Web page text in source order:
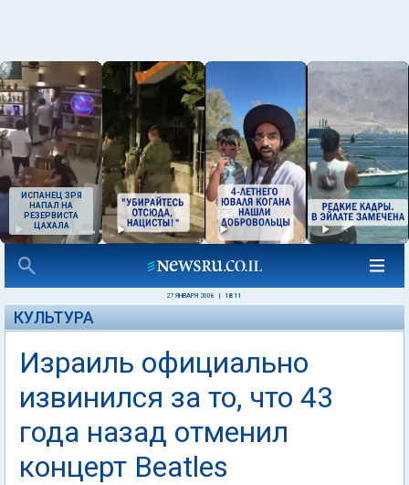
ИСПАНЕЦ ЗРЯ
НАПАЛ НА
РЕЗЕРВИСТА
ЦАХАЛА
27 ЯНВАРЯ 2008 18:11
КУЛЬТУРА
Израиль официально
извинился за то, что 43
года назад отменил
концерт Beatles